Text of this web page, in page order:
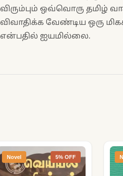
விரும்பும் ஒவ்வொரு தமிழ்
விவாதிக்க வேண்டிய ஒரு
என்பதில் ஐயமில்லை.
Novel 5% OFF